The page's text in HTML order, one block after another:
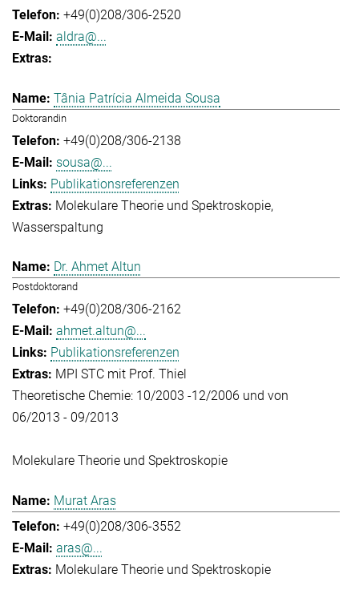
+49(0)208/306-2520
aldra@...
Tânia Patrícia Almeida Sousa
Doktorandin
+49(0)208/306-2138
sousa@...
Publikationsreferenzen
Molekulare Theorie und Spektroskopie
Wasserspaltung
Dr. Ahmet Altun
Postdoktorand
+49(0)208/306-2162
ahmet.altun@...
Publikationsreferenzen
MPI STC mit Prof. Thiel
Theoretische Chemie: 10/2003 -12/2006 und von
06/2013 - 09/2013
Molekulare Theorie und Spektroskopie
Murat Aras
+49(0)208/306-3552
aras@...
Molekulare Theorie und Spektroskopie